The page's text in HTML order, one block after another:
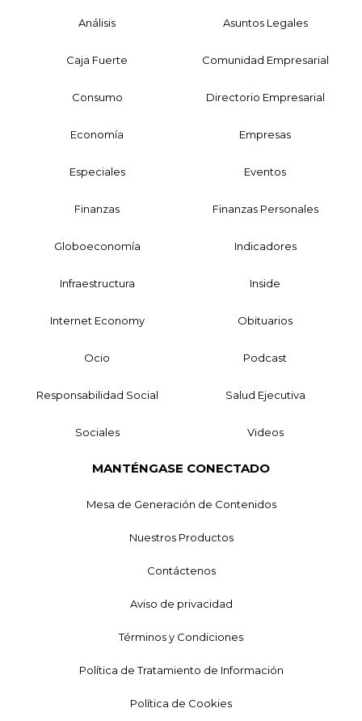
Análisis Asuntos Legales
Caja Fuerte Comunidad Empresarial
Consumo Directorio Empresarial
Economía Empresas
Especiales Eventos
Finanzas Finanzas Personales
Globoeconomía Indicadores
Infraestructura Inside
Internet Economy Obituarios
Ocio Podcast
Responsabilidad Social Salud Ejecutiva
Sociales Videos
MANTÉNGASE CONECTADO
Mesa de Generación de Contenidos
Nuestros Productos
Contáctenos
Aviso de privacidad
Términos y Condiciones
Política de Tratamiento de Información
Política de Cookies